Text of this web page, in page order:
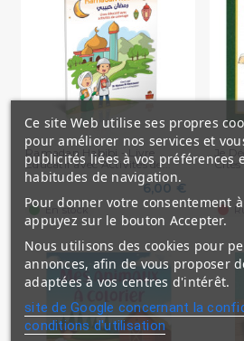
Ramadan Habibi - Livre
Éducatif avec Activités de...
6,00 €
En stock
Je
Cités
Ce site Web utilise ses propres
pour améliorer nos services et
publicités liées à vos préférences
habitudes de navigation.
Pour donner votre consentement
appuyez sur le bouton Accepter.
Nous utilisons des cookies pour
annonces, afin de vous proposer
adaptées à vos centres d'intérêt.
site de Google concernant la
conditions d'utilisation